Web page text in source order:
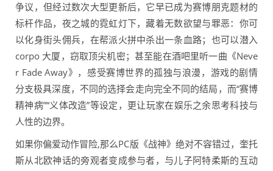
争议，但经过数次大型更新后，它早已成为赛博朋克题材的
标杆作品，夜之城的霓虹灯下，藏着无数欲望与罪恶：你可
以化身街头佣兵，在帮派火拼中杀出一条血路；也可以潜入
corpo 大厦，窃取顶尖机密；甚至能在酒吧里听一曲《Neve
r Fade Away》，感受赛博世界的孤独与浪漫，游戏的剧情
分支极具深度，不同的选择会走向完全不同的结局，而“赛博
精神病”“义体改造”等设定，更让玩家在娱乐之余思考科技与
人性的边界。
如果你偏爱动作冒险,那么PC版《战神》绝对不容错过，奎托
斯从北欧神话的旁观者变成参与者，与儿子阿特柔斯的互动